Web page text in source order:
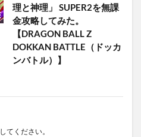
理と神理」 SUPER2を無課
金攻略してみた。
【DRAGON BALL Z
DOKKAN BATTLE（ドッカ
ンバトル）】
してください。